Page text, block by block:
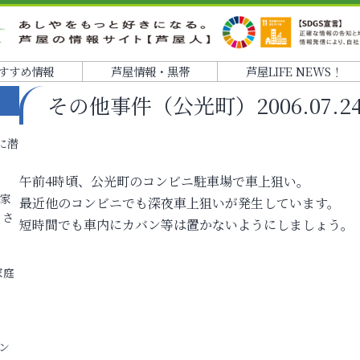
すめ情報 芦屋情報・黒帯 芦屋LIFE NEWS！
その他事件（公光町）
午前4時頃、公光町のコンビニ駐車場で車上狙い。
最近他のコンビニでも深夜車上狙いが発生しています。
短時間でも車内にカバン等は置かないようにしましょう。
潜